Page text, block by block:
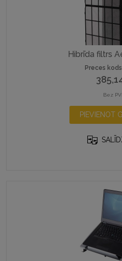
Hibrīda filtrs
Preces
Bez
PIEVIENOT